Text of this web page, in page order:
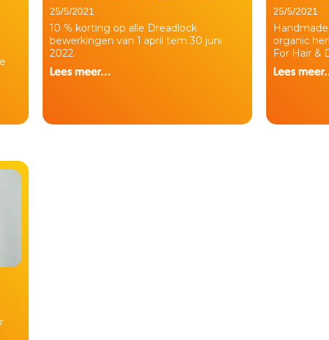
25/5/2021
10 % korting op alle Dreadlock
bewerkingen van 1 april tem 30 juni
2022.
Lees meer...
25/5/2021
organic
For Hair &
Lees